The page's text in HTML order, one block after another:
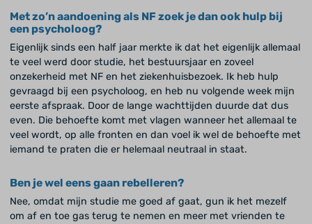
Met zo’n aandoening als NF zoek je dan ook hulp bij
een psycholoog?
Eigenlijk sinds een half jaar merkte ik dat het eigenlijk allemaal
te veel werd door studie, het bestuursjaar en zoveel
onzekerheid met NF en het ziekenhuisbezoek. Ik heb hulp
gevraagd bij een psycholoog, en heb nu volgende week mijn
eerste afspraak. Door de lange wachttijden duurde dat dus
even. Die behoefte komt met vlagen wanneer het allemaal te
veel wordt, op alle fronten en dan voel ik wel de behoefte met
iemand te praten die er helemaal neutraal in staat.
Ben je wel eens gaan rebelleren?
Nee, omdat mijn studie me goed af gaat, gun ik het mezelf
om af en toe gas terug te nemen en meer met vrienden te